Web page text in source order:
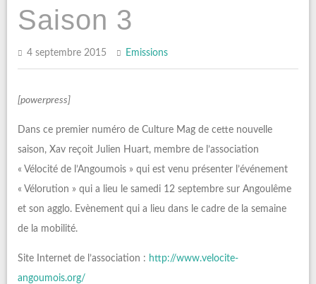
Saison 3
4 septembre 2015 Emissions
[powerpress]
Dans ce premier numéro de Culture Mag de cette nouvelle
saison, Xav reçoit Julien Huart, membre de l’association
« Vélocité de l’Angoumois » qui est venu présenter l’événement
« Vélorution » qui a lieu le samedi 12 septembre sur Angoulême
et son agglo. Evènement qui a lieu dans le cadre de la semaine
de la mobilité.
Site Internet de l’association : http://www.velocite-
angoumois.org/